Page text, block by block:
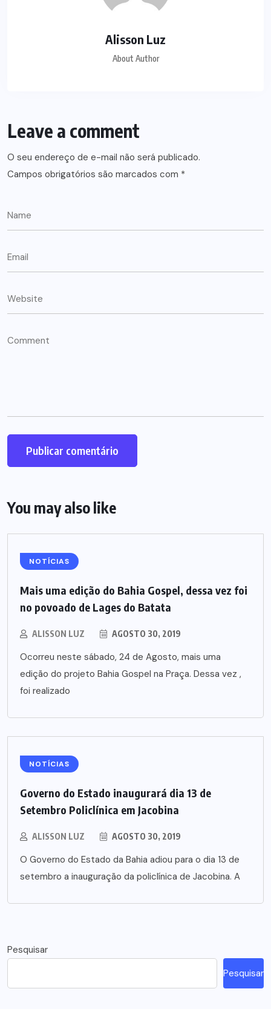
Alisson Luz
About Author
Leave a comment
O seu endereço de e-mail não será publicado.
Campos obrigatórios são marcados com *
You may also like
NOTÍCIAS
Mais uma edição do Bahia Gospel, dessa vez foi
no povoado de Lages do Batata
ALISSON LUZ AGOSTO 30, 2019
Ocorreu neste sábado, 24 de Agosto, mais uma
edição do projeto Bahia Gospel na Praça. Dessa vez ,
foi realizado
NOTÍCIAS
Governo do Estado inaugurará dia 13 de
Setembro Policlínica em Jacobina
ALISSON LUZ AGOSTO 30, 2019
O Governo do Estado da Bahia adiou para o dia 13 de
setembro a inauguração da policlínica de Jacobina. A
Pesquisar
Pesquisar